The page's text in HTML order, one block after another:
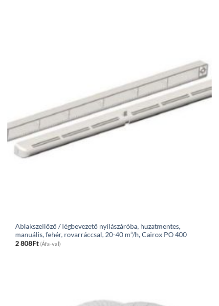
Ablakszellőző / légbevezető nyílászáróba, huzatmentes,
manuális, fehér, rovarráccsal, 20-40 m³/h, Cairox PO 400
2 808Ft (Áfa-val)